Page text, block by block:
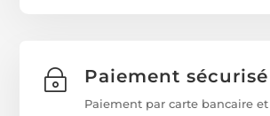
~ Paiement sécurisé
Paiement par carte bancaire et